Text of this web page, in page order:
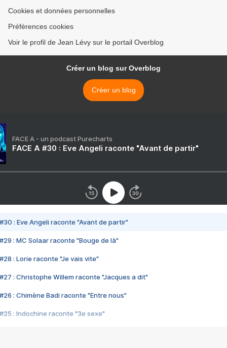
Cookies et données personnelles
Préférences cookies
Voir le profil de Jean Lévy sur le portail Overblog
Créer un blog sur Overblog
Créer un blog
FACE A - un podcast Purecharts
FACE A #30 : Eve Angeli raconte "Avant de partir"
#30 : Eve Angeli raconte "Avant de partir"
#29 : MC Solaar raconte "Bouge de là"
#28 : Lorie raconte "Je vais vite"
#27 : Christophe Willem raconte "Jacques a dit"
#26 : Chimène Badi raconte "Entre nous"
#25 : Indochine raconte "3e sexe"